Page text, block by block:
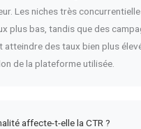
Les niches très
plus bas, tandis que des
atteindre des taux bien plus
de la plateforme utilisée.
affecte-t-elle la CTR ?